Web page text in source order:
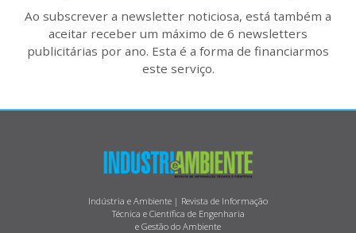
Ao subscrever a newsletter noticiosa, está também a
aceitar receber um máximo de 6 newsletters
publicitárias por ano. Esta é a forma de financiarmos
este serviço.
Indústria e Ambiente | Revista de Informação
Técnica e Científica de Engenharia
e Gestão do Ambiente